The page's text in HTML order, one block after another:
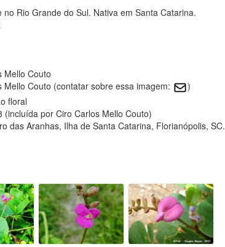
no Rio Grande do Sul. Nativa em Santa Catarina.
Mello Couto
Mello Couto (contatar sobre essa imagem:
)
floral
(incluída por Ciro Carlos Mello Couto)
das Aranhas, Ilha de Santa Catarina, Florianópolis, SC.